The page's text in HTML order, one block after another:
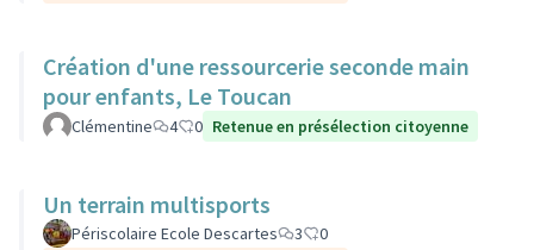
Création d'une ressourcerie seconde main
pour enfants, Le Toucan
Clémentine 4 0 Retenue en présélection citoyenne
Un terrain multisports
Périscolaire Ecole Descartes 3
0